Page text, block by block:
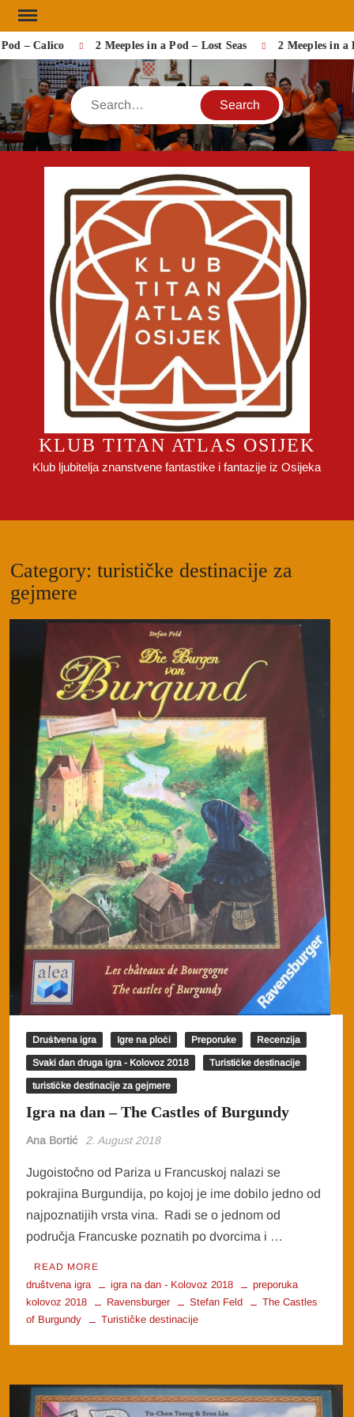
Skip
to
content
– Calico 2 Meeples in a Pod – Lost Seas 2 Meeples in a
Search
KLUB TITAN ATLAS OSIJEK
Klub ljubitelja znanstvene fantastike i fantazije iz Osijeka
Category:turističke destinacije za
gejmere
Društvena igra Igre na ploči Preporuke Recenzija
Svaki dan druga igra - Kolovoz 2018 Turističke destinacije
turističke destinacije za gejmere
Igra na dan – The Castles of Burgundy
Ana Bortić 2. August 2018
Jugoistočno od Pariza u Francuskoj nalazi se
pokrajina Burgundija, po kojoj je ime dobilo jedno od
najpoznatijih vrsta vina. Radi se o jednom od
područja Francuske poznatih po dvorcima i …
READ MORE
društvena igra igra na dan - Kolovoz 2018
preporuka
kolovoz 2018
Ravensburger Stefan Feld
The Castles
of Burgundy
Turističke destinacije